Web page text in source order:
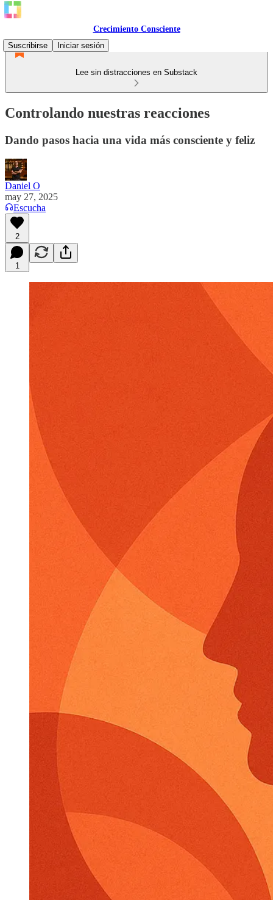
Crecimiento Consciente
Suscribirse
Iniciar sesión
Lee sin distracciones en Substack
Controlando nuestras reacciones
Dando pasos hacia una vida más consciente y feliz
Daniel O
may 27, 2025
Escucha
2
1